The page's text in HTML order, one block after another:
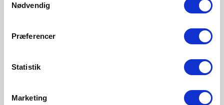
Nødvendig
Præferencer
Statistik
Marketing
Design For The People